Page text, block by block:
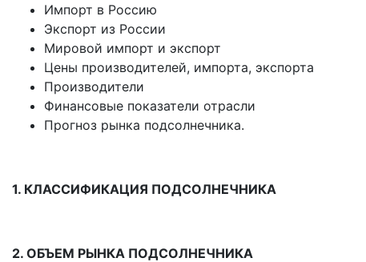
Импорт в Россию
Экспорт из России
Мировой импорт и экспорт
Цены производителей, импорта, экспорта
Производители
Финансовые показатели отрасли
Прогноз рынка подсолнечника.
1. КЛАССИФИКАЦИЯ ПОДСОЛНЕЧНИКА
2. ОБЪЕМ РЫНКА ПОДСОЛНЕЧНИКА